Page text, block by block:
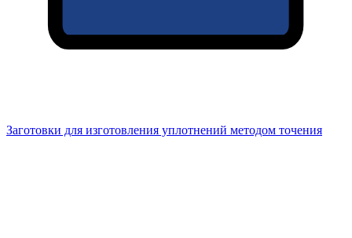
Заготовки для изготовления уплотнений методом точения